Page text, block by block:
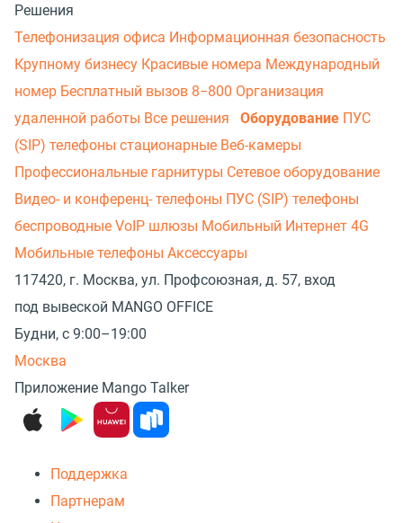
Решения
Телефонизация офиса Информационная безопасность
Крупному бизнесу Красивые номера Международный
номер Бесплатный вызов 8−800 Организация
удаленной работы Все решения Оборудование ПУС
(SIP) телефоны стационарные Веб-камеры
Профессиональные гарнитуры Сетевое оборудование
Видео- и конференц- телефоны ПУС (SIP) телефоны
беспроводные VoIP шлюзы Мобильный Интернет 4G
Мобильные телефоны Аксессуары
117420, г. Москва, ул. Профсоюзная, д. 57, вход
под вывеской MANGO OFFICE
Будни, с 9:00–19:00
Москва
Приложение Mango Talker
Поддержка
Партнерам